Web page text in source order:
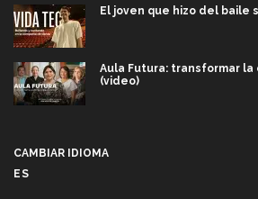
El joven que hizo del baile
Aula Futura: transformar
(video)
CAMBIAR IDIOMA
ES